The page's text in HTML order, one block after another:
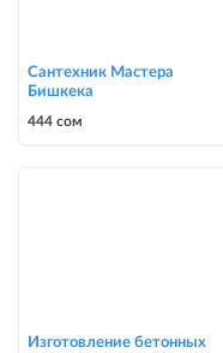
Сантехник Мастера
Бишкека
444 сом
Изготовление бетонных